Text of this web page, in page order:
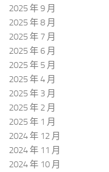
2025 年 9 月
2025 年 8 月
2025 年 7 月
2025 年 6 月
2025 年 5 月
2025 年 4 月
2025 年 3 月
2025 年 2 月
2025 年 1 月
2024 年 12 月
2024 年 11 月
2024 年 10 月